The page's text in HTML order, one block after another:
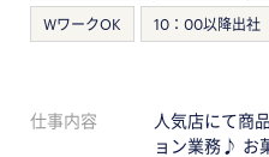
WワークOK 10：00以降出社
仕事内容
人気店にて商
ョン業務♪ お